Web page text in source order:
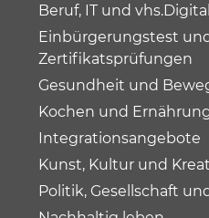
Beruf, IT und
Einbürgerungstest
Zertifikatsprüfungen
Gesundheit und
Kochen und
Integrationsangebote
Kunst, Kultur und
Politik, Gesellschaft